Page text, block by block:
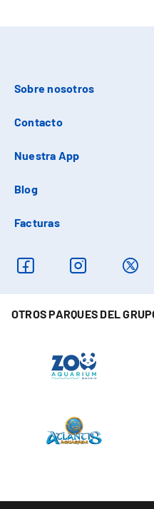
Sobre nosotros
Contacto
Nuestra App
Blog
Facturas
OTROS PARQUES DEL